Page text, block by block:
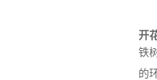
开
铁
的